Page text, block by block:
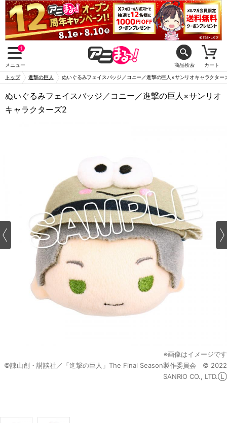
1
メニュー 商品検索 カート
トップ 進撃の巨人 ぬいぐるみフェイスバッジ／コニー／進撃の巨人×サンリオキャラクター
ぬいぐるみフェイスバッジ／コニー／進撃の巨人×サンリオ
キャラクターズ2
※画像はイメージです
©諫山創・講談社／「進撃の巨人」The Final Season製作委員会 © 2022
SANRIO CO., LTD.Ⓛ